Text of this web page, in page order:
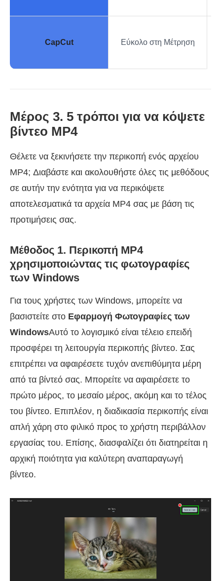
CapCut Εύκολο στη Μέτρηση
Μέρος 3. 5 τρόποι για να κόψετε
βίντεο MP4
Θέλετε να ξεκινήσετε την περικοπή ενός αρχείου
MP4; Διαβάστε και ακολουθήστε όλες τις μεθόδους
σε αυτήν την ενότητα για να περικόψετε
αποτελεσματικά τα αρχεία MP4 σας με βάση τις
προτιμήσεις σας.
Μέθοδος 1. Περικοπή MP4
χρησιμοποιώντας τις φωτογραφίες
των Windows
Για τους χρήστες των Windows, μπορείτε να
βασιστείτε στο Εφαρμογή Φωτογραφίες των
WindowsΑυτό το λογισμικό είναι τέλειο επειδή
προσφέρει τη λειτουργία περικοπής βίντεο. Σας
επιτρέπει να αφαιρέσετε τυχόν ανεπιθύμητα μέρη
από τα βίντεό σας. Μπορείτε να αφαιρέσετε το
πρώτο μέρος, το μεσαίο μέρος, ακόμη και το τέλος
του βίντεο. Επιπλέον, η διαδικασία περικοπής είναι
απλή χάρη στο φιλικό προς το χρήστη περιβάλλον
εργασίας του. Επίσης, διασφαλίζει ότι διατηρείται η
αρχική ποιότητα για καλύτερη αναπαραγωγή
βίντεο.